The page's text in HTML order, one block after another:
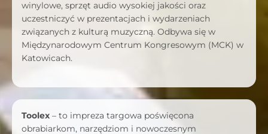
winylowe, sprzęt audio wysokiej jakości oraz
uczestniczyć w prezentacjach i wydarzeniach
związanych z kulturą muzyczną. Odbywa się w
Międzynarodowym Centrum Kongresowym (MCK) w
Katowicach.
Toolex – to impreza targowa poświęcona
obrabiarkom, narzędziom i nowoczesnym